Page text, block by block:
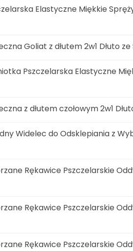
Elastyczne Miękkie
Goliat z dłutem 2w1 Dłuto
Pszczelarska Elastyczne
z dłutem czołowym 2w1
Widelec do Odsklepiania z
Rękawice Pszczelarskie
Rękawice Pszczelarskie
Rękawice Pszczelarskie